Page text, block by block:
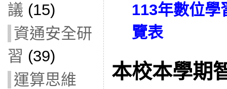
議 (15)
資通安全研
習 (39)
運算思維
113年數位學
覽表
本校本學期